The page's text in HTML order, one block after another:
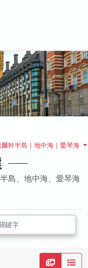
幹半島｜地中海｜愛琴海
島、地中海、愛琴海
鍵字